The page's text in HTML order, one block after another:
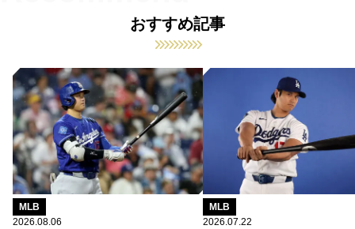
おすすめ記事
MLB
2026.08.06
MLB
2026.07.22